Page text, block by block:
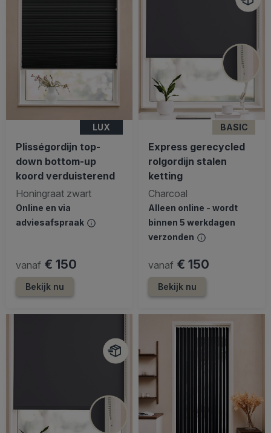
LUX
Plisségordijn top-
down bottom-up
koord verduisterend
Honingraat zwart
Online en via
adviesafspraak
vanaf € 150
Bekijk nu
BASIC
Express gerecycled
rolgordijn stalen
ketting
Charcoal
Alleen online - wordt
binnen 5 werkdagen
verzonden
vanaf € 150
Bekijk nu